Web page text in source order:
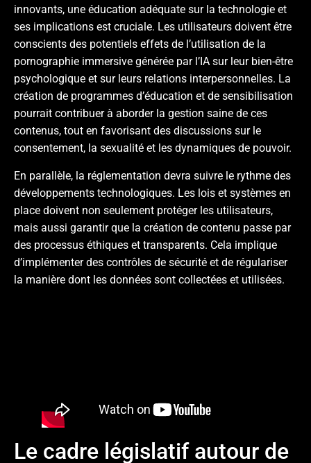
innovants, une éducation adéquate sur la technologie et
ses implications est cruciale. Les utilisateurs doivent être
conscients des potentiels effets de l’utilisation de la
pornographie immersive générée par l’IA sur leur bien-être
psychologique et sur leurs relations interpersonnelles. La
création de programmes d’éducation et de sensibilisation
pourrait contribuer à aborder la gestion saine de ces
contenus, tout en favorisant des discussions sur le
consentement, la sexualité et les dynamiques de pouvoir.
En parallèle, la réglementation devra suivre le rythme des
développements technologiques. Les lois et systèmes en
place doivent non seulement protéger les utilisateurs,
mais aussi garantir que la création de contenu passe par
des processus éthiques et transparents. Cela implique
d’implémenter des contrôles de sécurité et de régulariser
la manière dont les données sont collectées et utilisées.
Le cadre législatif autour de